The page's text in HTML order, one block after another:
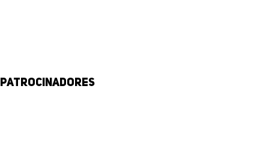
Patrocinadores